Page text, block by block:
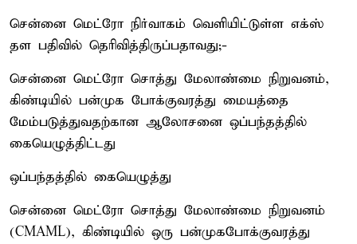
சென்னை மெட்ரோ நிர்வாகம் வெளியிட்டுள்ள எக்ஸ்
தள பதிவில் தெரிவித்திருப்பதாவது;-
சென்னை மெட்ரோ சொத்து மேலாண்மை நிறுவனம்,
கிண்டியில் பன்முக போக்குவரத்து மையத்தை
மேம்படுத்துவதற்கான ஆலோசனை ஒப்பந்தத்தில்
கையெழுத்திட்டது
ஒப்பந்தத்தில் கையெழுத்து
சென்னை மெட்ரோ சொத்து மேலாண்மை நிறுவனம்
(CMAML), கிண்டியில் ஒரு பன்முகபோக்குவரத்து